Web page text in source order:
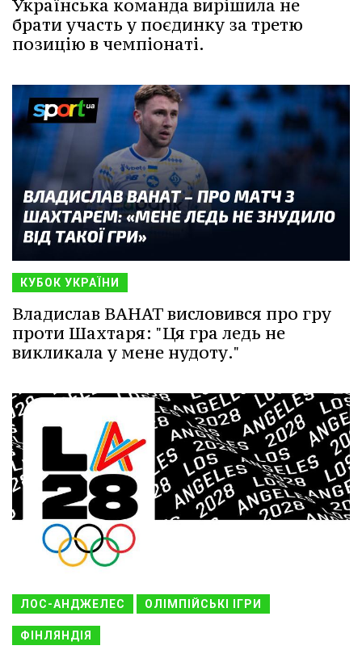
Українська команда вирішила не
брати участь у поєдинку за третю
позицію в чемпіонаті.
КУБОК УКРАЇНИ
Владислав ВАНАТ висловився про гру
проти Шахтаря: "Ця гра ледь не
викликала у мене нудоту."
ЛОС-АНДЖЕЛЕС ОЛІМПІЙСЬКІ ІГРИ
ФІНЛЯНДІЯ